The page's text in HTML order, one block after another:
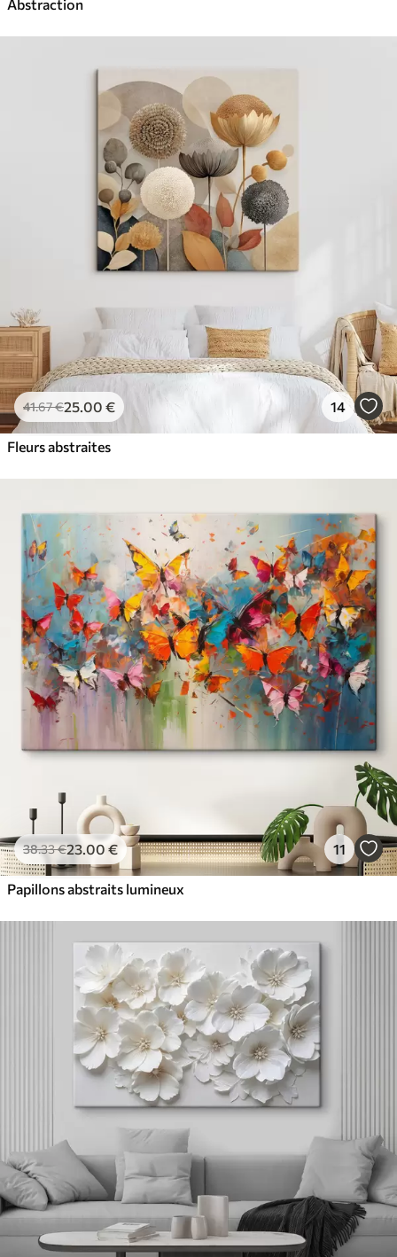
Abstraction
41.67€25.00 € 14
Fleurs abstraites
38.33€23.00 € 11
Papillons abstraits lumineux